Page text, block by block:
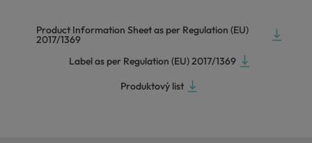
Product Information Sheet as per Regulation (EU)
2017/1369
Label as per Regulation (EU) 2017/1369
Produktový list